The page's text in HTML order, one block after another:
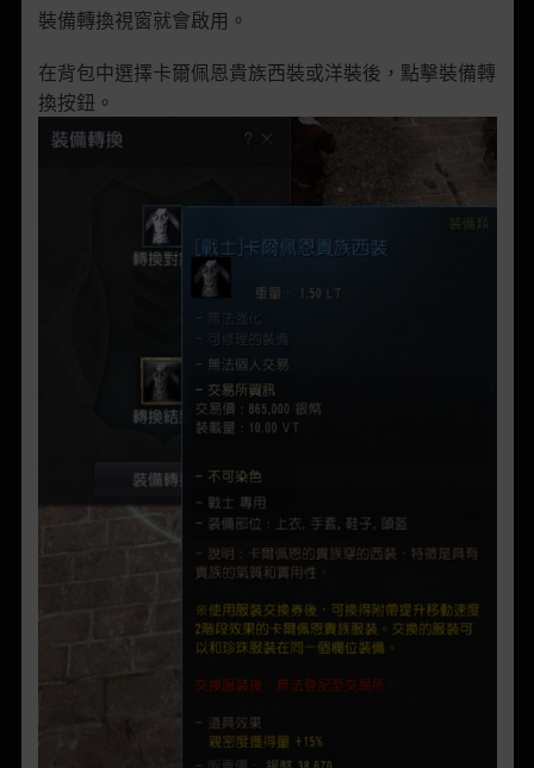
裝備轉換視窗就會啟用。
在背包中選擇卡爾佩恩貴族西裝或洋裝後，點擊裝備轉
換按鈕。